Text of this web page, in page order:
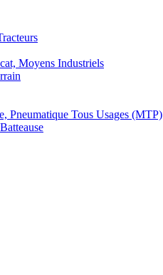
Moyens Industriels
Pneumatique Tous Usages (MTP)